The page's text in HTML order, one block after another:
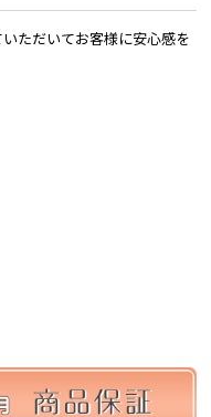
ただいてお客様に安心感を